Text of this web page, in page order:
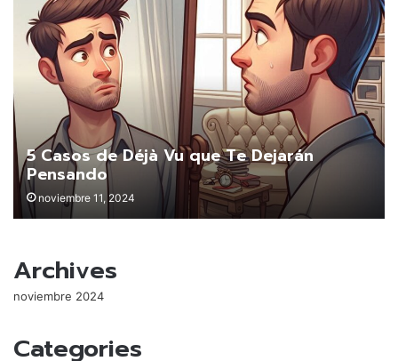
5 Casos de Déjà Vu que Te Dejarán
Pensando
noviembre 11, 2024
Archives
noviembre 2024
Categories